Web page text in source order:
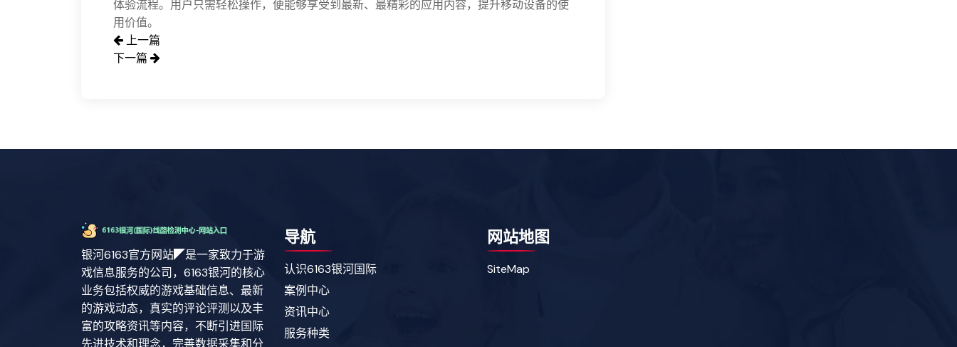
体验流程。用户只需轻松操作，便能够享受到最新、最精彩的应用内容，提升移动设备的使
用价值。
上一篇
下一篇
银河6163官方网站◤是一家致力于游
戏信息服务的公司，6163银河的核心
业务包括权威的游戏基础信息、最新
的游戏动态，真实的评论评测以及丰
富的攻略资讯等内容，不断引进国际
先进技术和理念，完善数据采集和分
导航
认识6163银河国际
案例中心
资讯中心
服务种类
网站地图
SiteMap